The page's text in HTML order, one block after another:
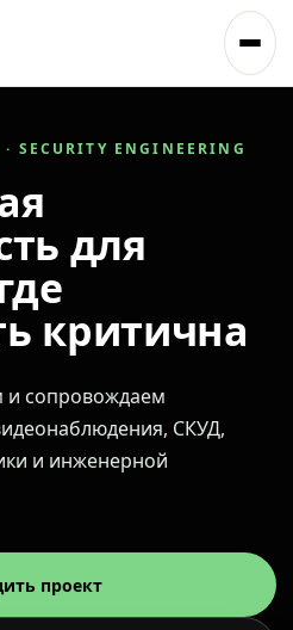
SECURITY ENGINEERING
для
критична
и сопровождаем
СКУД,
и инженерной
проект